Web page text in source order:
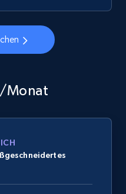
Monat